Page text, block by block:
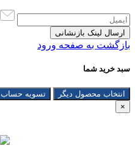
بازگشت به صفحه ورود
سبد خرید شما
انتخاب محصول دیگر
تسویه حساب
×